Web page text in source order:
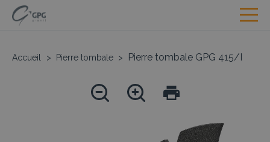
Accueil > Pierre tombale > Pierre tombale GPG 415/I